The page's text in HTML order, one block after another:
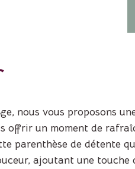
nous vous proposons
offrir un moment de
parenthèse de détente
ajoutant une